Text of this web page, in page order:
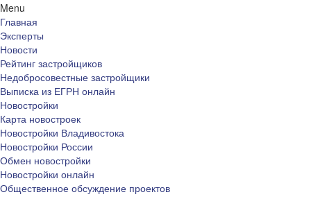
Menu
Главная
Эксперты
Новости
Рейтинг застройщиков
Недобросовестные застройщики
Выписка из ЕГРН онлайн
Новостройки
Карта новостроек
Новостройки Владивостока
Новостройки России
Обмен новостройки
Новостройки онлайн
Общественное обсуждение проектов